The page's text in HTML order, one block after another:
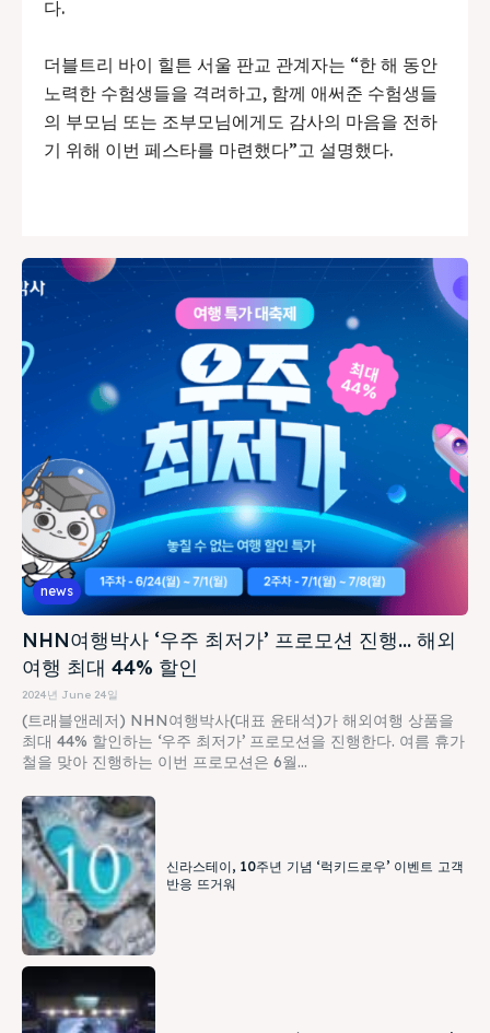
다.
더블트리 바이 힐튼 서울 판교 관계자는 “한 해 동안
노력한 수험생들을 격려하고, 함께 애써준 수험생들
의 부모님 또는 조부모님에게도 감사의 마음을 전하
기 위해 이번 페스타를 마련했다”고 설명했다.
news
NHN여행박사 ‘우주 최저가’ 프로모션 진행… 해외
여행 최대 44% 할인
2024년 June 24일
(트래블앤레저) NHN여행박사(대표 윤태석)가 해외여행 상품을
최대 44% 할인하는 ‘우주 최저가’ 프로모션을 진행한다. 여름 휴가
철을 맞아 진행하는 이번 프로모션은 6월...
신라스테이, 10주년 기념 ‘럭키드로우’ 이벤트 고객
반응 뜨거워